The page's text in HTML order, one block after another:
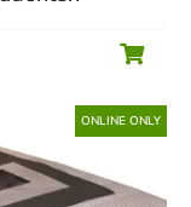
ONLINE ONLY